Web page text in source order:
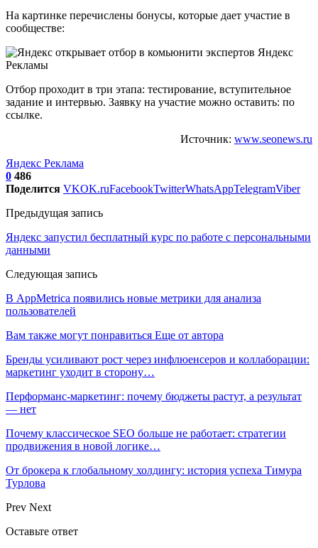
На картинке перечислены бонусы, которые дает участие в
сообществе:
Отбор проходит в три этапа: тестирование, вступительное
задание и интервью. Заявку на участие можно оставить: по
ссылке.
Источник: www.seonews.ru
Яндекс Реклама
0 486
Поделится VKOK.ruFacebookTwitterWhatsAppTelegramViber
Предыдущая запись
Яндекс запустил бесплатный курс по работе с персональными
данными
Следующая запись
В AppMetrica появились новые метрики для анализа
пользователей
Вам также могут понравиться Еще от автора
Бренды усиливают рост через инфлюенсеров и коллаборации:
маркетинг уходит в сторону…
Перформанс-маркетинг: почему бюджеты растут, а результат
— нет
Почему классическое SEO больше не работает: стратегии
продвижения в новой логике…
От брокера к глобальному холдингу: история успеха Тимура
Турлова
Prev Next
Оставьте ответ